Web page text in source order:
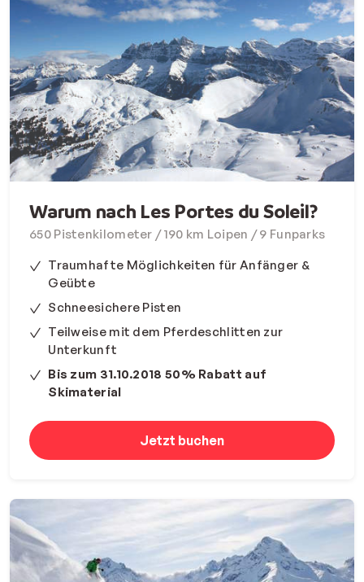
Warum nach Les Portes du Soleil?
650 Pistenkilometer / 190 km Loipen / 9 Funparks
Traumhafte Möglichkeiten für Anfänger &
Geübte
Schneesichere Pisten
Teilweise mit dem Pferdeschlitten zur
Unterkunft
Bis zum 31.10.2018 50% Rabatt auf
Skimaterial
Jetzt buchen